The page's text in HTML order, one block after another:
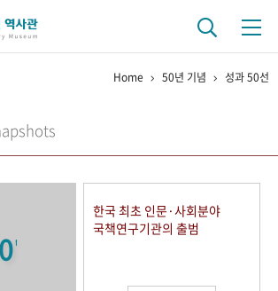
천사
워드로 보는 연구 역사
연구자들
Home 50년 기념 성과 50선
'
한국 최초 인문·사회분야
국책연구기관의 출범